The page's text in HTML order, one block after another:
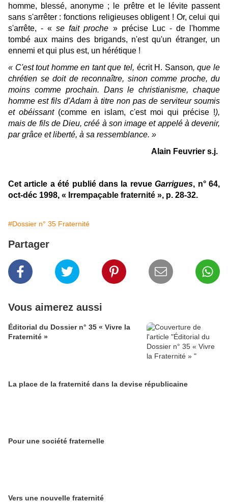
homme, blessé, anonyme ; le prêtre et le lévite passent
sans s'arrêter : fonctions religieuses obligent ! Or, celui qui
s'arrête, - «se fait proche » précise Luc - de l'homme
tombé aux mains des brigands, n'est qu'un étranger, un
ennemi et qui plus est, un hérétique !
« C'est tout homme en tant que tel, écrit H. Sanson, que le
chrétien se doit de reconnaître, sinon comme proche, du
moins comme prochain. Dans le christianisme, chaque
homme est fils d'Adam à titre non pas de serviteur soumis
et obéissant (comme en islam, c'est moi qui précise !),
mais de fils de Dieu, créé à son image et appelé à devenir,
par grâce et liberté, à sa ressemblance. »
Alain Feuvrier s.j.
Cet article a été publié dans la revueGarrigues, n° 64,
oct-déc 1998, « Irrempaçable fraternité », p. 28-32.
#Dossier n° 35 Fraternité
Partager
Vous aimerez aussi
Éditorial du Dossier n° 35 « Vivre la
Fraternité »
La place de la fraternité dans la devise républicaine
Pour une société fraternelle
Vers une nouvelle fraternité